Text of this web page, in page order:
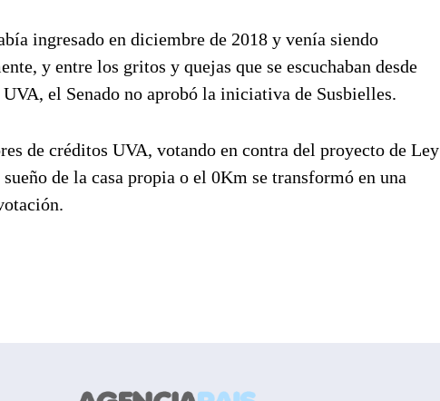
ingresado en diciembre de 2018 y venía siendo
y entre los gritos y quejas que se escuchaban desde
el Senado no aprobó la iniciativa de Susbielles.
de créditos UVA, votando en contra del proyecto de Ley
de la casa propia o el 0Km se transformó en una